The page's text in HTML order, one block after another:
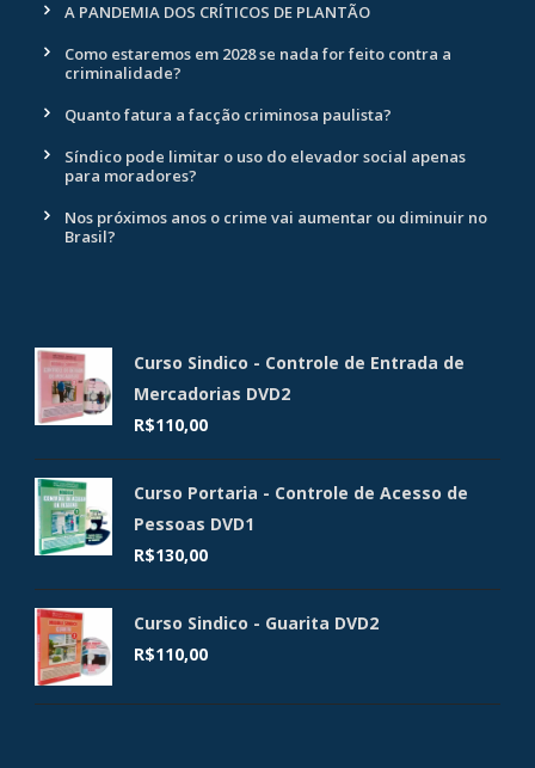
A PANDEMIA DOS CRÍTICOS DE PLANTÃO
Como estaremos em 2028 se nada for feito contra a
criminalidade?
Quanto fatura a facção criminosa paulista?
Síndico pode limitar o uso do elevador social apenas
para moradores?
Nos próximos anos o crime vai aumentar ou diminuir no
Brasil?
Curso Sindico - Controle de Entrada de
Mercadorias DVD2
R$110,00
Curso Portaria - Controle de Acesso de
Pessoas DVD1
R$130,00
Curso Sindico - Guarita DVD2
R$110,00